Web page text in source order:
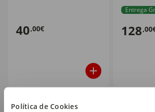
Política de Cookies
40,00€
Entrega
128